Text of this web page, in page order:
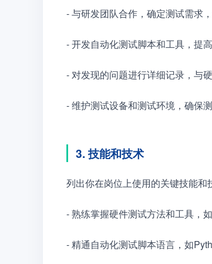
- 与研发团队合作，确定测试需求
- 开发自动化测试脚本和工具，提
- 对发现的问题进行详细记录，与
- 维护测试设备和测试环境，确保
3. 技能和技术
列出你在岗位上使用的关键技能和
- 熟练掌握硬件测试方法和工具，
- 精通自动化测试脚本语言，如